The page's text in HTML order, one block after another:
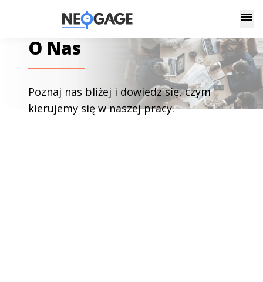
menu
O Nas
Poznaj nas bliżej i dowiedz się, czym
kierujemy się w naszej pracy.